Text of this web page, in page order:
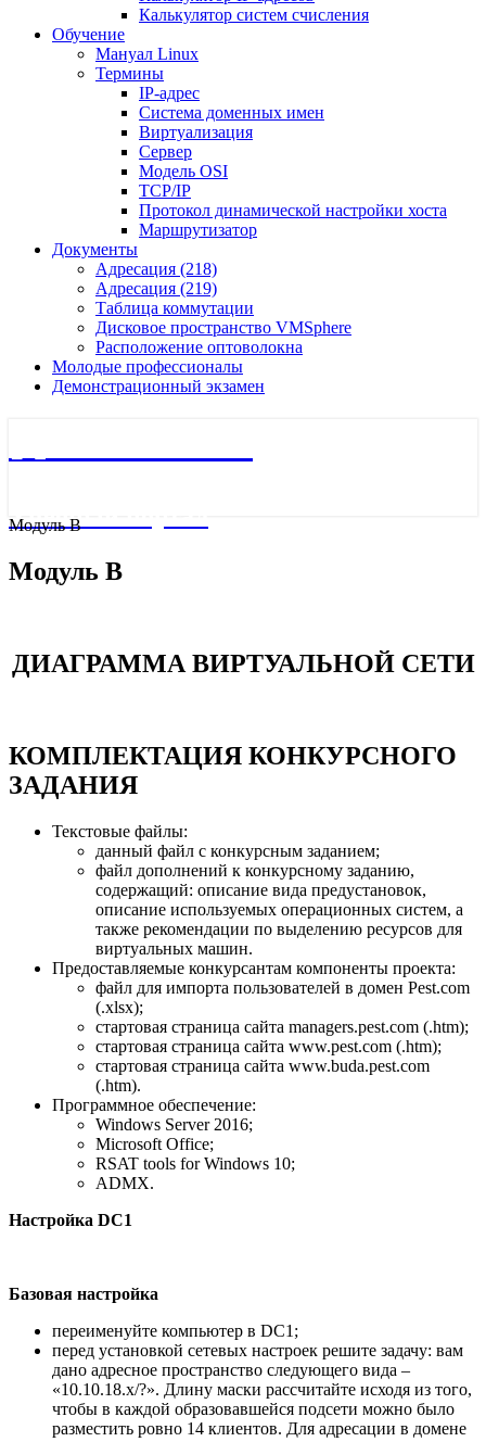
Калькулятор систем счисления
Обучение
Мануал Linux
Термины
IP-адрес
Система доменных имен
Виртуализация
Сервер
Модель OSI
TCP/IP
Протокол динамической настройки хоста
Маршрутизатор
Документы
Адресация (218)
Адресация (219)
Таблица коммутации
Дисковое пространство VMSphere
Расположение оптоволокна
Молодые профессионалы
Демонстрационный экзамен
Учебный портал
Модуль В
Модуль В
ДИАГРАММА ВИРТУАЛЬНОЙ СЕТИ
КОМПЛЕКТАЦИЯ КОНКУРСНОГО
ЗАДАНИЯ
Текстовые файлы:
данный файл с конкурсным заданием;
файл дополнений к конкурсному заданию,
содержащий: описание вида предустановок,
описание используемых операционных систем, а
также рекомендации по выделению ресурсов для
виртуальных машин.
Предоставляемые конкурсантам компоненты проекта:
файл для импорта пользователей в домен Pest.com
(.xlsx);
стартовая страница сайта managers.pest.com (.htm);
стартовая страница сайта www.pest.com (.htm);
стартовая страница сайта www.buda.pest.com
(.htm).
Программное обеспечение:
Windows Server 2016;
Microsoft Office;
RSAT tools for Windows 10;
ADMX.
Настройка DC1
Базовая настройка
переименуйте компьютер в DC1;
перед установкой сетевых настроек решите задачу: вам
дано адресное пространство следующего вида –
«10.10.18.х/?». Длину маски рассчитайте исходя из того,
чтобы в каждой образовавшейся подсети можно было
разместить ровно 14 клиентов. Для адресации в домене